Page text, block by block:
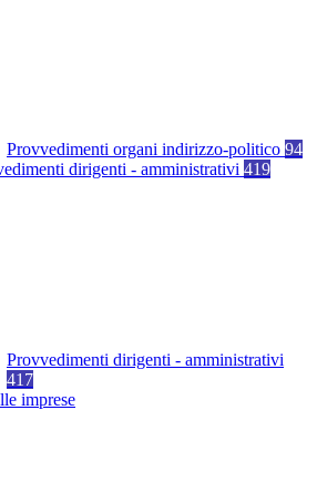
Provvedimenti organi indirizzo-politico 94
dirigenti - amministrativi 419
Provvedimenti dirigenti - amministrativi
417
imprese